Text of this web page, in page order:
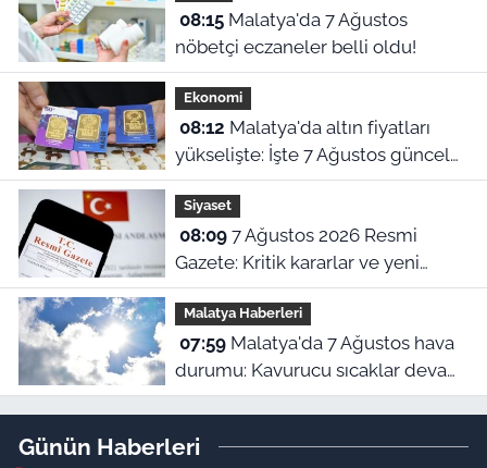
08:15Malatya'da 7 Ağustos
nöbetçi eczaneler belli oldu!
Ekonomi
08:12
yükselişte: İşte 7 Ağustos güncel
piyasa ekranı!
Siyaset
08:097 Ağustos 2026 Resmi
Gazete: Kritik kararlar ve yeni
yönetmelikler yürürlükte
Malatya Haberleri
07:59Malatya'da 7 Ağustos hava
durumu: Kavurucu sıcaklar devam
ediyor!
Günün Haberleri